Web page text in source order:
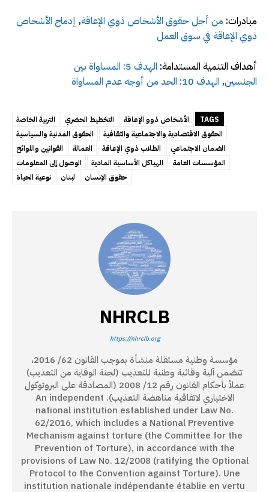
مبادرات: من أجل حقوق الأشخاص ذوي الإعاقة, إدماج الأشخاص
ذوي الإعاقة في سوق العمل
أهداف التنمية المستدامة:
الهدف 5: المساواة بين
الجنسين, الهدف 10: الحد من أوجه عدم المساواة
TAGS الأشخاص ذوو الإعاقة التخطيط الحضري
التربية الخاصة
الحقوق الاقتصادية والاجتماعية والثقافية
الحقوق المدنية والسياسية
الضمان الاجتماعي
الطلاب ذوي الإعاقة العمالة
القوانين واللوائح
المؤسسات العامة
الهياكل الأساسية المادية
الوصول إلى المعلومات
حقوق الإنسان
لبنان نوعية الحياة
NHRCLB
https://nhrclb.org
مؤسسة وطنية مستقلة منشأة بموجب القانون 62/ 2016،
تتضمن آلية وقائية وطنية للتعذيب (لجنة الوقاية من التعذيب)
عملاً بأحكام القانون رقم 12/ 2008 (المصادقة على البروتوكول
الاختياري لاتفاقية مناهضة التعذيب). An independent
national institution established under Law No.
62/2016, which includes a National Preventive
Mechanism against torture (the Committee for the
Prevention of Torture), in accordance with the
provisions of Law No. 12/2008 (ratifying the Optional
Protocol to the Convention against Torture). Une
institution nationale indépendante établie en vertu